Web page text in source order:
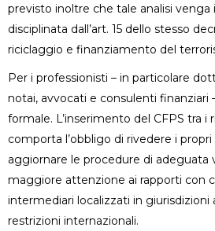
previsto inoltre che tale analisi
disciplinata dall’art. 15 dello stesso
riciclaggio e finanziamento del
Per i professionisti – in particolare
notai, avvocati e consulenti finanziari
formale. L’inserimento del CFPS tra i
comporta l’obbligo di rivedere i
aggiornare le procedure di adeguata
maggiore attenzione ai rapporti con
intermediari localizzati in
restrizioni internazionali.